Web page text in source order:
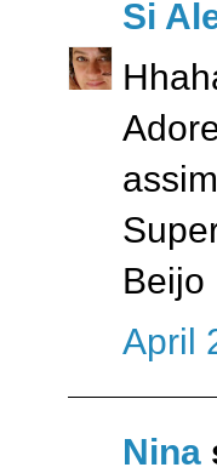
Si
Beijo
April
Nina